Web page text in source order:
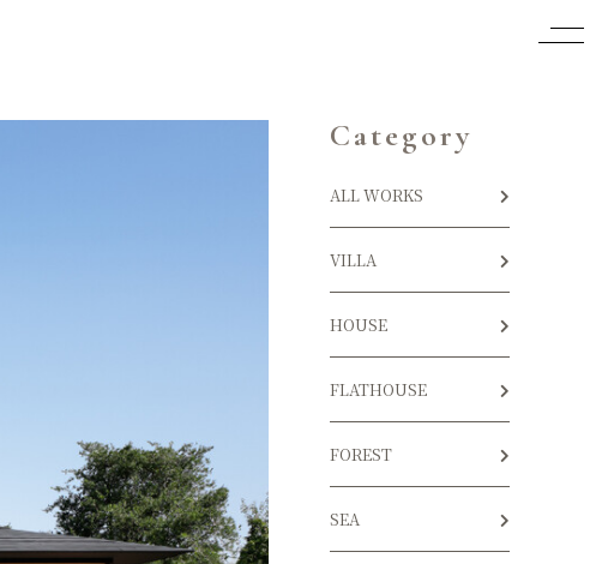
Category
ALL WORKS
VILLA
HOUSE
FLATHOUSE
FOREST
SEA